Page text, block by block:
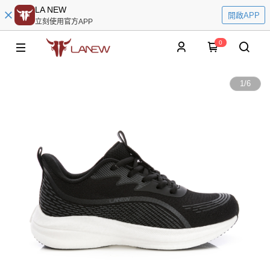
LA NEW
立刻使用官方APP
開啟APP
0
1/6